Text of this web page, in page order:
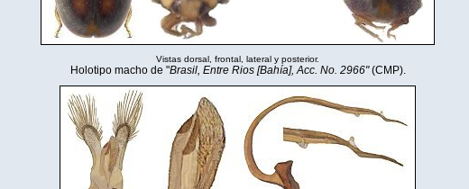
Vistas dorsal, frontal, lateral y posterior.
Holotipo macho de "Brasil, Entre Rios [Bahía], Acc. No. 2966"(CMP).